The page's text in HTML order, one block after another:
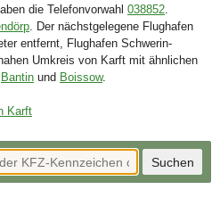
die Telefonvorwahl 038852.
. Der nächstgelegene Flughafen
entfernt, Flughafen Schwerin-
Umkreis von Karft mit ähnlichen
Bantin und Boissow.
Karft